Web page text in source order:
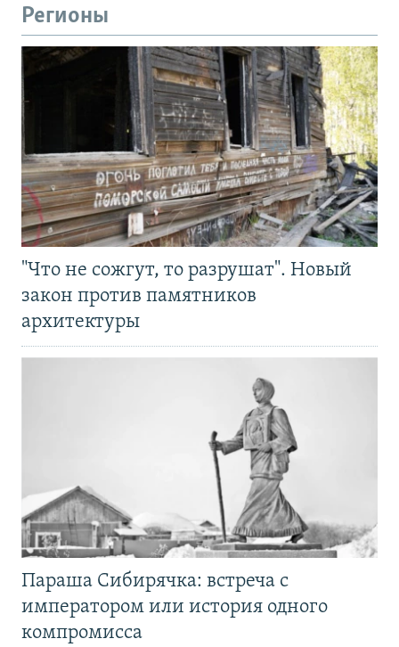
Регионы
"Что не сожгут, то разрушат". Новый
закон против памятников
архитектуры
Параша Сибирячка: встреча с
императором или история одного
компромисса